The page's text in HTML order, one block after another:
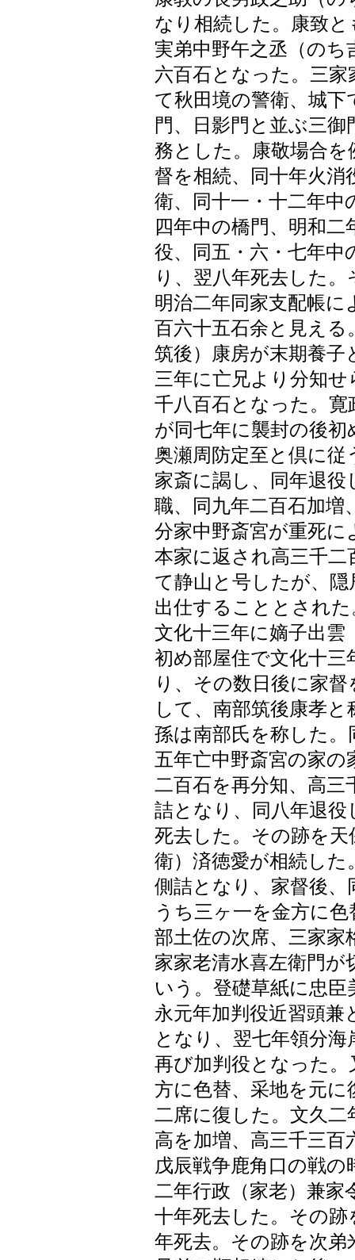
なり相続した。康致
実弟中野午之丞（のち
六百石となった。三
て秋田境の警衛、城下
門、日影門と並ぶ三
務とした。康敬場合
督を相続、同十年火消
衛、同十一・十二年中
四年中の橋門、明和
役、同五・六・七年中
り、翌八年死去した
明治二年同家支配帳に
百六十五石余と見え
筑後）康房が末期養
三年に亡兄より分知
千八百石となった。
が同七年に襲封の後
奥瀬周防定至と倶に
家斎に謁し、同年退
職、同九年二百石加増
分家中野斎宮が重死
本家に返され高三千
て静山と号したが、
出仕することとされ
文化十三年に嫡子出雲
初め部屋住で文化十三
り、その数日後に家
して、南部筑後康孝
孫は南部氏を称した
五年亡中野斎宮の家
二百石を再分知、高
詰となり、同八年退役
死去した。その跡を
衛）済徳愛が相続し
側詰となり、家督後
うち三ヶ一を金方に
部土佐の次席、三家
家家老清水喜左衛門
いう。登礎草紙に忠
永元年加判役近習頭兼
となり、翌七年領分
再び加判役となった
方に色替、采地を元
二席に復した。文久二
高を加増、高三千三百
戊辰戦争鹿角口の戦
二年行政（家老）兼家
十年死去した。その跡
年死去。その跡を次弟